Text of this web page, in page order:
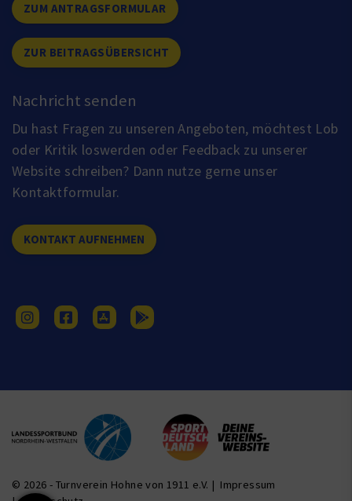
ZUM ANTRAGSFORMULAR
ZUR BEITRAGSÜBERSICHT
Nachricht senden
Du hast Fragen zu unseren Angeboten, möchtest Lob
oder Kritik loswerden oder Feedback zu unserer
Website schreiben? Dann nutze gerne unser
Kontaktformular.
KONTAKT AUFNEHMEN
© 2026 - Turnverein Hohne von 1911 e.V. | Impressum